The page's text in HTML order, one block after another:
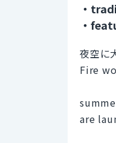
・
・
夜空に
Fire
are